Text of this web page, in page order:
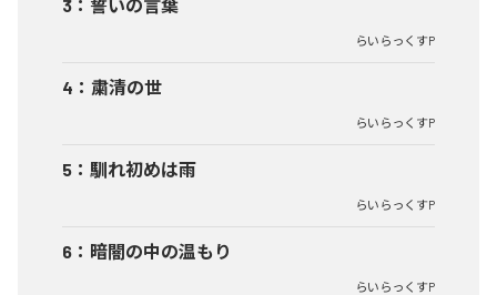
3 ： 誓いの言葉
らいらっくすP
4 ： 粛清の世
らいらっくすP
5 ： 馴れ初めは雨
らいらっくすP
6 ： 暗闇の中の温もり
らいらっくすP